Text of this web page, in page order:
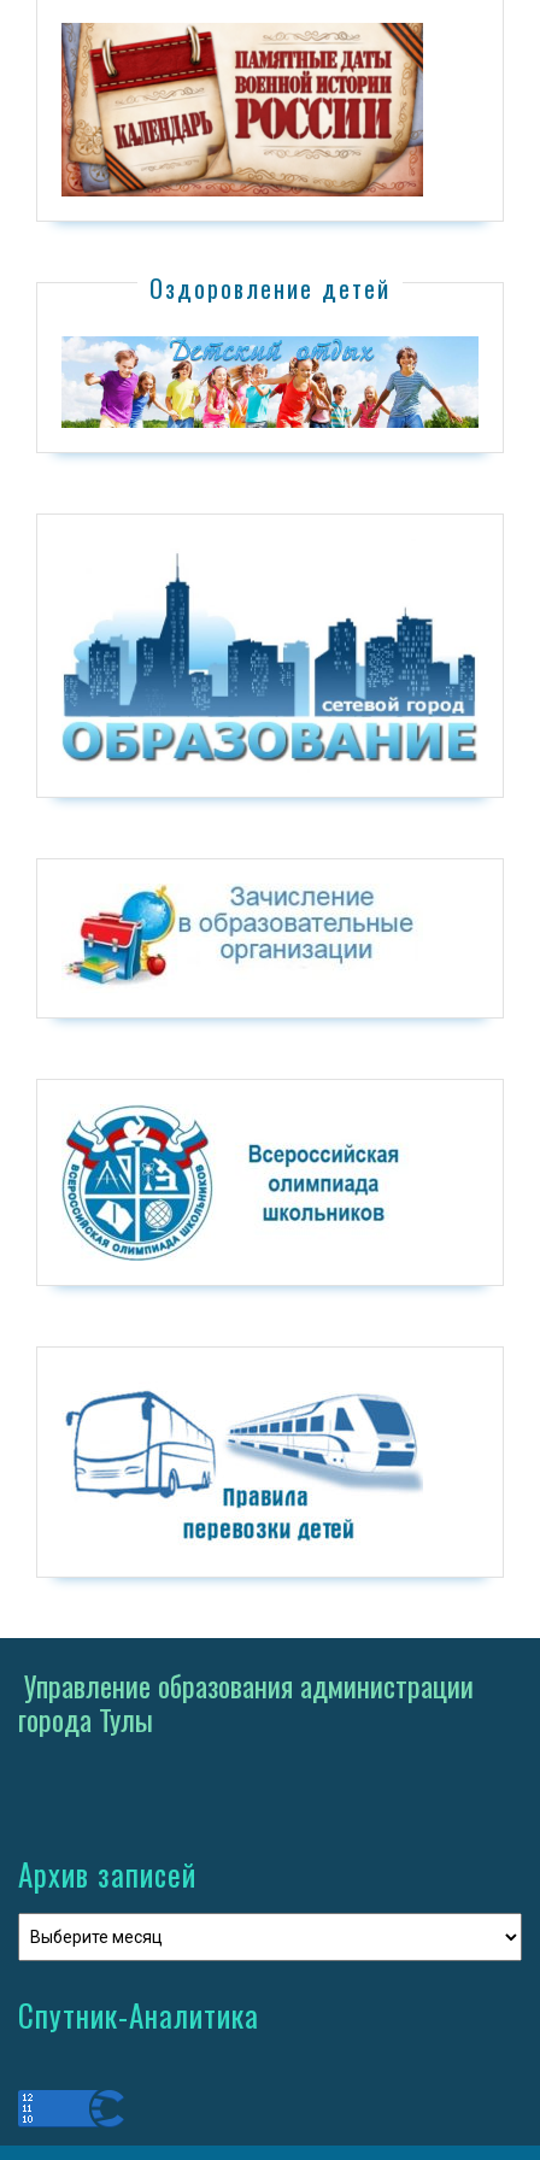
Оздоровление детей
Управление образования администрации
города Тулы
Архив записей
Спутник-Аналитика